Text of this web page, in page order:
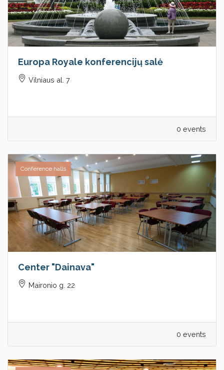
Europa Royale konferencijų salė
Vilniaus al. 7
0 events
Conference halls
Center "Dainava"
Maironio g. 22
0 events